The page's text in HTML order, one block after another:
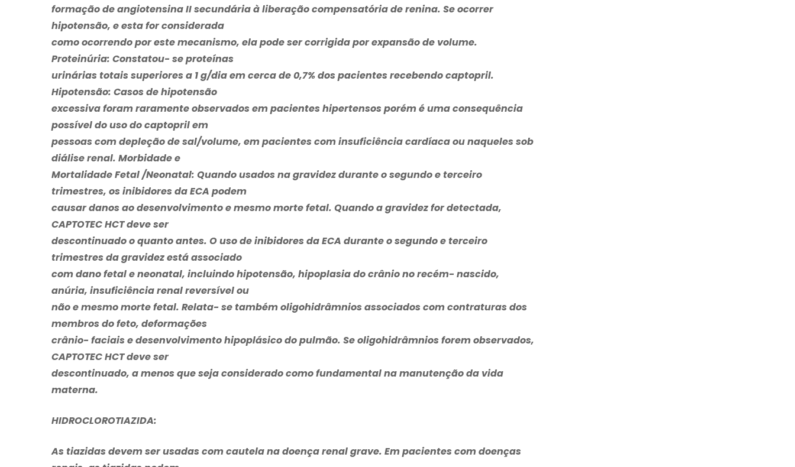
formação de angiotensina II secundária à liberação compensatória de renina. Se ocorrer
hipotensão, e esta for considerada
como ocorrendo por este mecanismo, ela pode ser corrigida por expansão de volume.
Proteinúria: Constatou- se proteínas
urinárias totais superiores a 1 g/dia em cerca de 0,7% dos pacientes recebendo captopril.
Hipotensão: Casos de hipotensão
excessiva foram raramente observados em pacientes hipertensos porém é uma consequência
possível do uso do captopril em
pessoas com depleção de sal/volume, em pacientes com insuficiência cardíaca ou naqueles sob
diálise renal. Morbidade e
Mortalidade Fetal /Neonatal: Quando usados na gravidez durante o segundo e terceiro
trimestres, os inibidores da ECA podem
causar danos ao desenvolvimento e mesmo morte fetal. Quando a gravidez for detectada,
CAPTOTEC HCTdeve ser
descontinuado o quanto antes. O uso de inibidores da ECA durante o segundo e terceiro
trimestres da gravidez está associado
com dano fetal e neonatal, incluindo hipotensão, hipoplasia do crânio no recém- nascido,
anúria, insuficiência renal reversível ou
não e mesmo morte fetal. Relata- se também oligohidrâmnios associados com contraturas dos
membros do feto, deformações
crânio- faciais e desenvolvimento hipoplásico do pulmão. Se oligohidrâmnios forem observados,
CAPTOTEC HCTdeve ser
descontinuado, a menos que seja considerado como fundamental na manutenção da vida
materna.
HIDROCLOROTIAZIDA:
As tiazidas devem ser usadas com cautela na doença renal grave. Em pacientes com doenças